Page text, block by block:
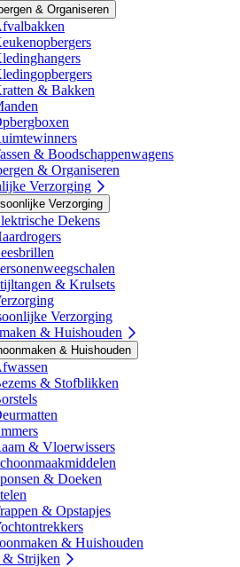
& Organiseren
& Bakken
& Boodschappenwagens
& Organiseren
Verzorging
Verzorging
Dekens
& Krulsets
Verzorging
& Huishouden
& Huishouden
& Stofblikken
& Vloerwissers
& Doeken
& Opstapjes
& Huishouden
& Strijken